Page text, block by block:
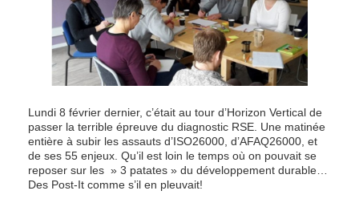
Lundi 8 février dernier, c’était au tour d’Horizon Vertical de
passer la terrible épreuve du diagnostic RSE. Une matinée
entière à subir les assauts d’ISO26000, d’AFAQ26000, et
de ses 55 enjeux. Qu’il est loin le temps où on pouvait se
reposer sur les » 3 patates » du développement durable…
Des Post-It comme s’il en pleuvait!